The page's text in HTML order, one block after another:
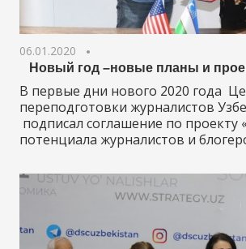
06.01.2020
Новый год –новые планы и
В первые дни нового 2020 года
переподготовки журналистов
подписал соглашение по проекту
потенциала журналистов и